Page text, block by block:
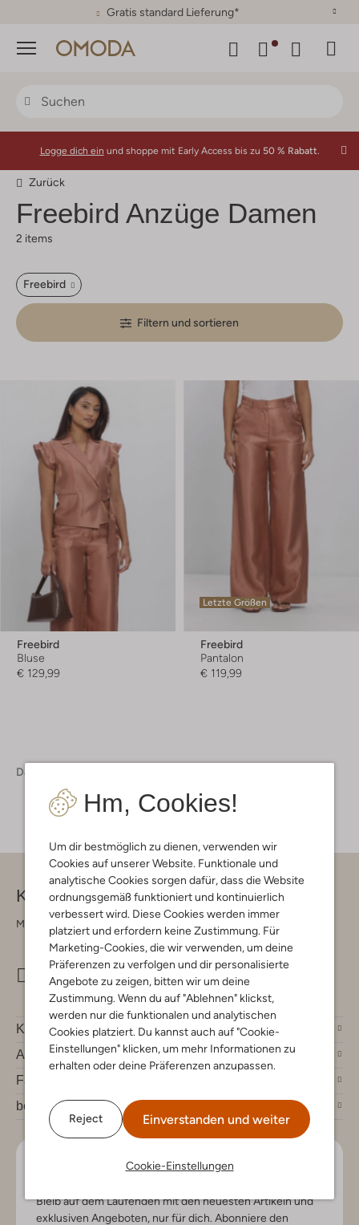
30 Tage Rückgaberecht
Menü
Hm, Cookies!
Um dir bestmöglich zu dienen, verwenden wir
Cookies auf unserer Website. Funktionale und
analytische Cookies sorgen dafür, dass die Website
ordnungsgemäß funktioniert und kontinuierlich
verbessert wird. Diese Cookies werden immer
platziert und erfordern keine Zustimmung. Für
Marketing-Cookies, die wir verwenden, um deine
Präferenzen zu verfolgen und dir personalisierte
Angebote zu zeigen, bitten wir um deine
Zustimmung. Wenn du auf "Ablehnen" klickst,
werden nur die funktionalen und analytischen
Cookies platziert. Du kannst auch auf "Cookie-
Einstellungen" klicken, um mehr Informationen zu
erhalten oder deine Präferenzen anzupassen.
Reject Einverstanden und weiter
Cookie-Einstellungen
Logge dich ein und shoppe mit Early Access bis zu 50 % Rabatt.
Zurück
Freebird Anzüge Damen
2 items
Freebird
Filtern und sortieren
Freebird
Bluse
€ 129,99
Letzte Größen
Freebird
Pantalon
€ 119,99
Damen
Kontakt
Montag - Freitag 09:00 - 17:00 uur
Kundenservice
Account
Fashion News
bei Omoda
Lass uns in Kontakt bleiben
Bleib auf dem Laufenden mit den neuesten Artikeln und
exklusiven Angeboten, nur für dich. Abonniere den